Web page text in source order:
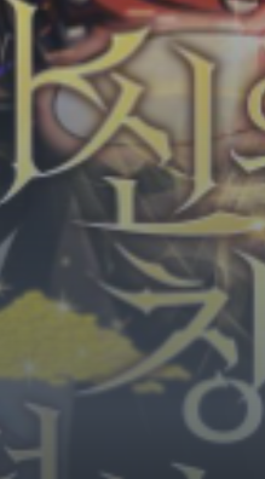
Webtoon
Horror
Chuyển Sinh
Psychological
Đam Mỹ
Seinen